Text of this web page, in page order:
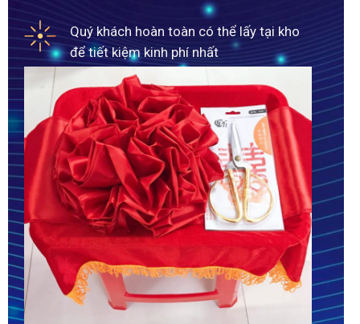
Quý khách hoàn toàn có thể lấy tại kho
để tiết kiệm kinh phí nhất